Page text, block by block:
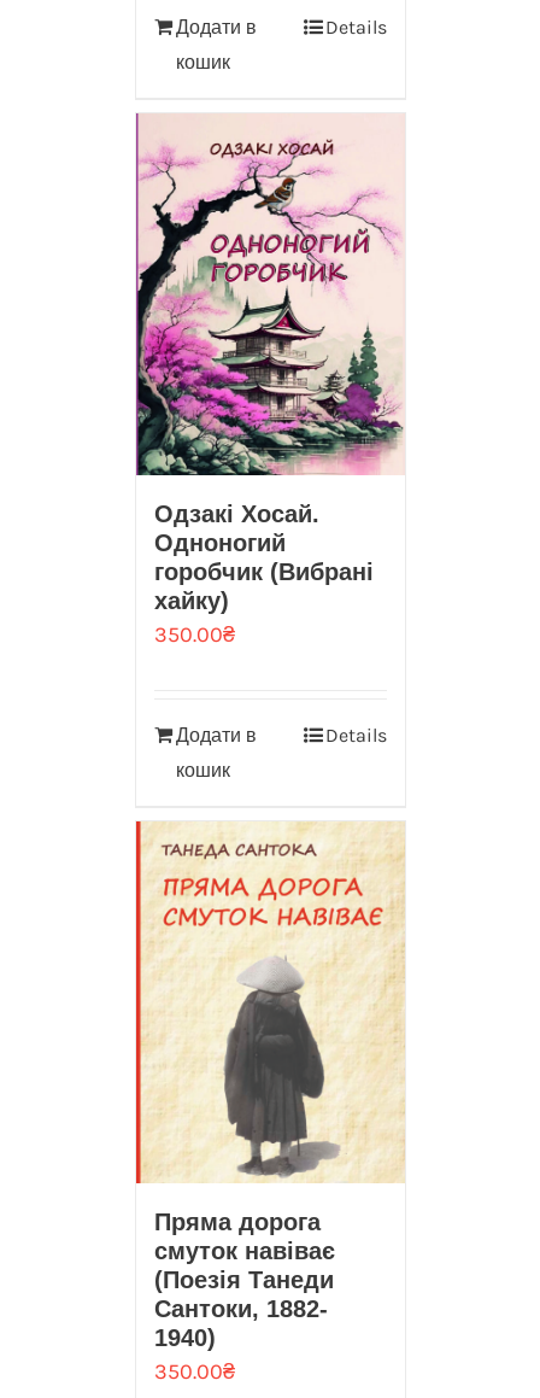
Додати в
кошик
Details
Одзакі Хосай.
Одноногий
горобчик (Вибрані
хайку)
350.00₴
Додати в
кошик
Details
Пряма дорога
смуток навіває
(Поезія Танеди
Сантоки, 1882-
1940)
350.00₴